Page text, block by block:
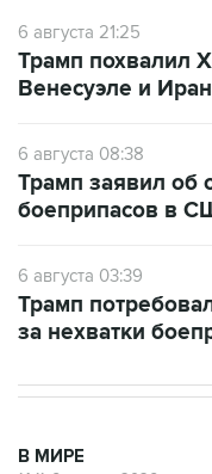
6 августа 21:25
Трамп похвалил
Венесуэле и
6 августа 08:38
Трамп заявил об
боеприпасов в
6 августа 03:39
Трамп
за нехватки
В МИРЕ